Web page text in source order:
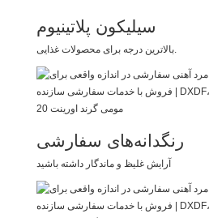
سیلیکون پلاتینیوم
بالاترین درجه برای محصولات غذایی.
رنگدانه‌های سفارشی
آرایش غلیظ و ماندگار داشته باشید